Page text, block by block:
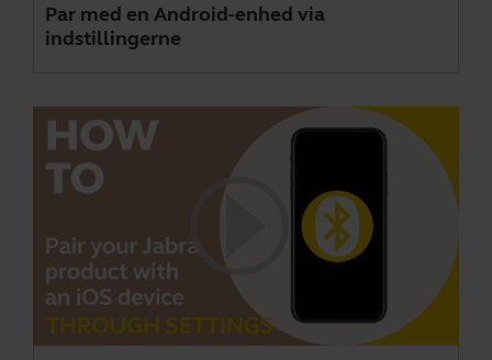
Par med en Android-enhed via
indstillingerne